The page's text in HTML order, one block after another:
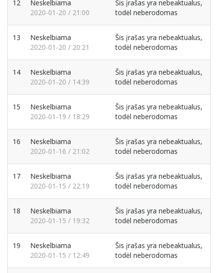
12
Neskelbiama
2020-01-20 / 21:00
Šis įrašas yra nebeaktualus,
todėl neberodomas
13
Neskelbiama
2020-01-20 / 20:21
Šis įrašas yra nebeaktualus,
todėl neberodomas
14
Neskelbiama
2020-01-20 / 14:39
Šis įrašas yra nebeaktualus,
todėl neberodomas
15
Neskelbiama
2020-01-19 / 18:29
Šis įrašas yra nebeaktualus,
todėl neberodomas
16
Neskelbiama
2020-01-16 / 21:02
Šis įrašas yra nebeaktualus,
todėl neberodomas
17
Neskelbiama
2020-01-15 / 22:19
Šis įrašas yra nebeaktualus,
todėl neberodomas
18
Neskelbiama
2020-01-15 / 19:32
Šis įrašas yra nebeaktualus,
todėl neberodomas
19
Neskelbiama
2020-01-15 / 12:49
Šis įrašas yra nebeaktualus,
todėl neberodomas